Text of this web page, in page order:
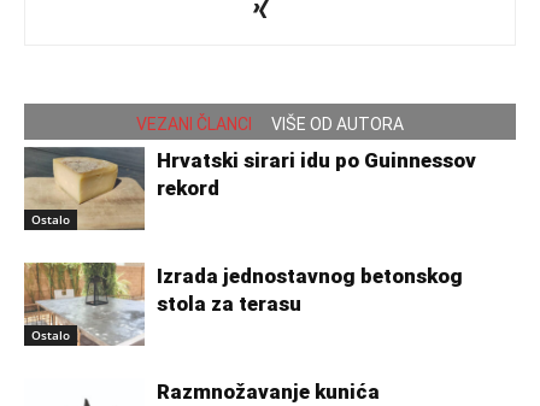
VEZANI ČLANCI VIŠE OD AUTORA
Ostalo
Hrvatski sirari idu po Guinnessov
rekord
Ostalo
Izrada jednostavnog betonskog
stola za terasu
Razmnožavanje kunića